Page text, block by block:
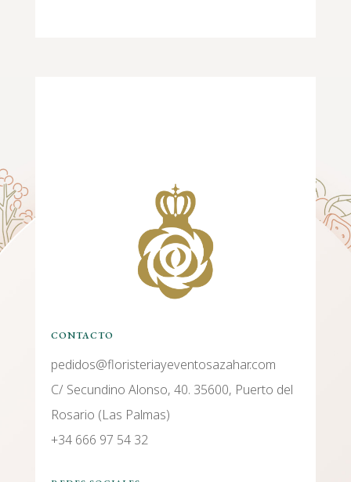
CONTACTO
pedidos@floristeriayeventosazahar.com
C/ Secundino Alonso, 40. 35600, Puerto del
Rosario (Las Palmas)
+34 666 97 54 32